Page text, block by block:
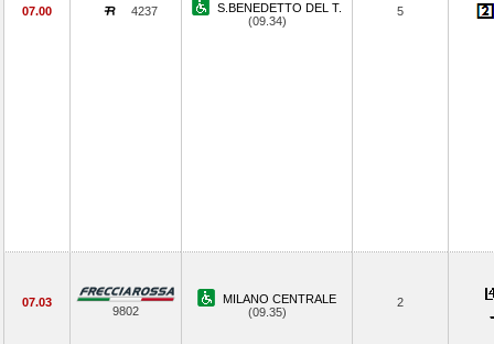
07.00 4237
S.BENEDETTO DEL T.
(09.34)
5
07.03
9802
MILANO CENTRALE
(09.35)
2